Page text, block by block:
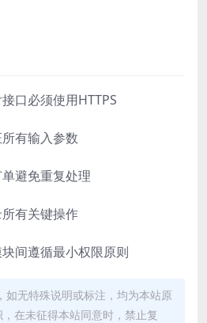
口必须使用HTTPS
有输入参数
避免重复处理
有关键操作
间遵循最小权限原则
如无特殊说明或标注，均为本站原
在未征得本站同意时，禁止复